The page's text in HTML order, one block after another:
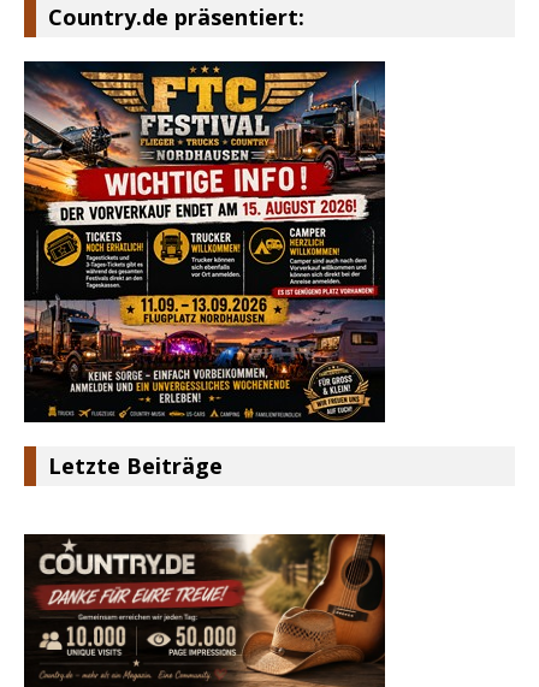
Country.de präsentiert:
Letzte Beiträge